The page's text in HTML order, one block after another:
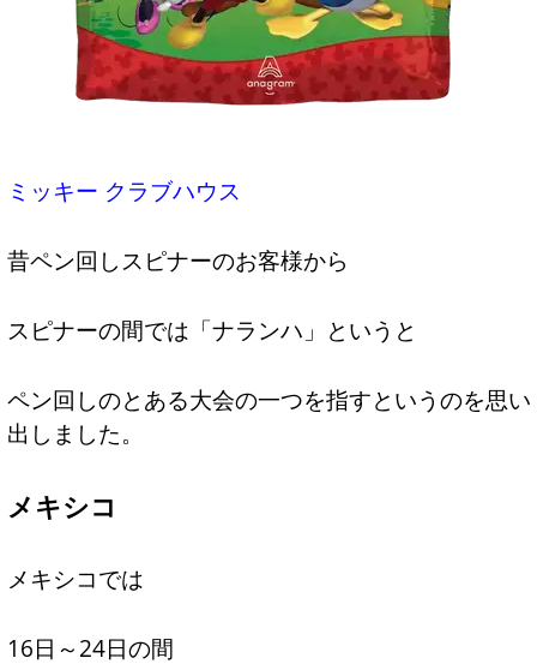
ミッキー クラブハウス
昔ペン回しスピナーのお客様から
スピナーの間では「ナランハ」というと
ペン回しのとある大会の一つを指すというのを思い
出しました。
メキシコ
メキシコでは
16日～24日の間